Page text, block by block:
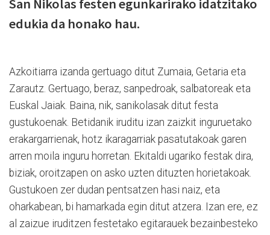
edukia da honako hau.
Azkoitiarra izanda gertuago ditut Zumaia, Getaria eta
Zarautz. Gertuago, beraz, sanpedroak, salbatoreak eta
Euskal Jaiak. Baina, nik, sanikolasak ditut festa
gustukoenak. Betidanik iruditu izan zaizkit inguruetako
erakargarrienak, hotz ikaragarriak pasatutakoak garen
arren moila inguru horretan. Ekitaldi ugariko festak dira,
biziak, oroitzapen on asko uzten dituzten horietakoak.
Gustukoen zer dudan pentsatzen hasi naiz, eta
oharkabean, bi hamarkada egin ditut atzera. Izan ere, ez
al zaizue iruditzen festetako egitarauek bezainbesteko